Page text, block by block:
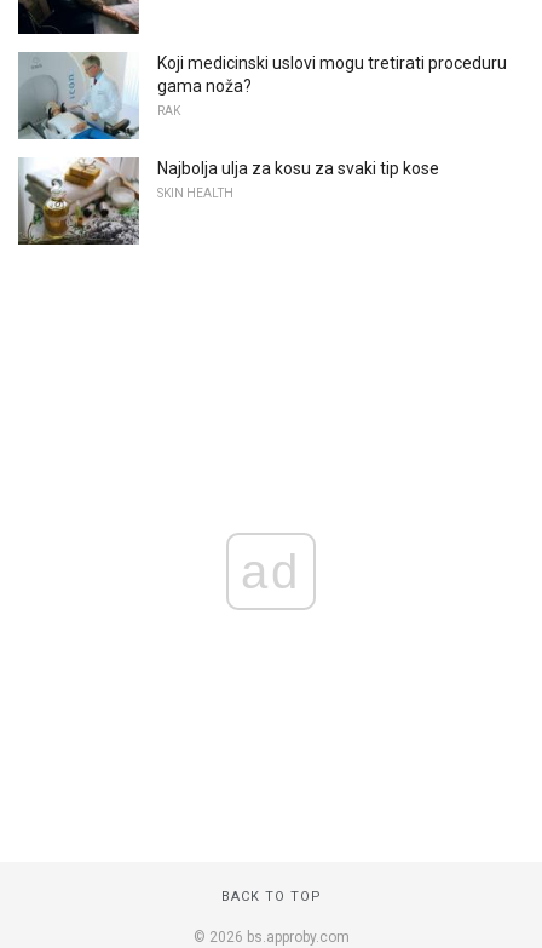
Koji medicinski uslovi mogu tretirati proceduru
gama noža?
RAK
Najbolja ulja za kosu za svaki tip kose
SKIN HEALTH
ad
BACK TO TOP
© 2026 bs.approby.com